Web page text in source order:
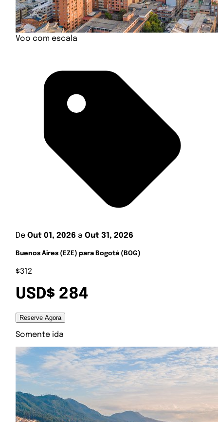
Voo com escala
De Out 01, 2026 a Out 31, 2026
Buenos Aires (EZE) para Bogotá (BOG)
$312
USD$ 284
Reserve Agora
Somente ida